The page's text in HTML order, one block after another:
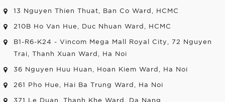
13 Nguyen Thien Thuat, Ban Co Ward, HCMC
210B Ho Van Hue, Duc Nhuan Ward, HCMC
B1-R6-K24 - Vincom Mega Mall Royal City, 72 Nguyen
Trai, Thanh Xuan Ward, Ha Noi
36 Nguyen Huu Huan, Hoan Kiem Ward, Ha Noi
261 Pho Hue, Hai Ba Trung Ward, Ha Noi
371 Le Duan, Thanh Khe Ward, Da Nang